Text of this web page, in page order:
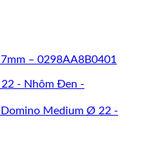
– 0298AA8B0401